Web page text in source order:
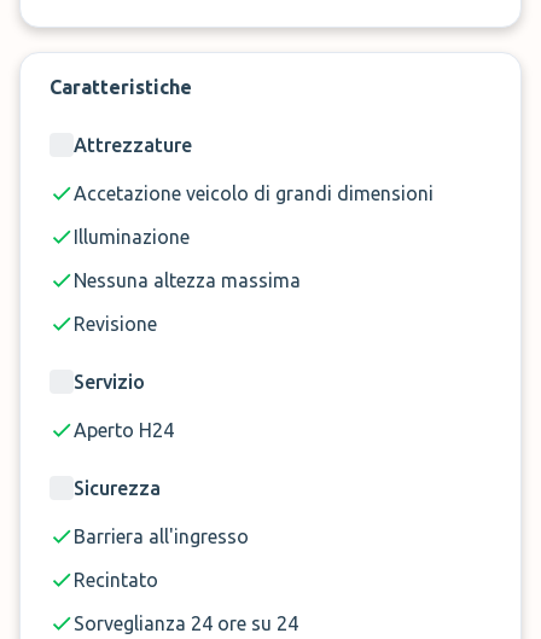
Caratteristiche
Attrezzature
Accetazione veicolo di grandi dimensioni
Illuminazione
Nessuna altezza massima
Revisione
Servizio
Aperto H24
Sicurezza
Barriera all'ingresso
Recintato
Sorveglianza 24 ore su 24